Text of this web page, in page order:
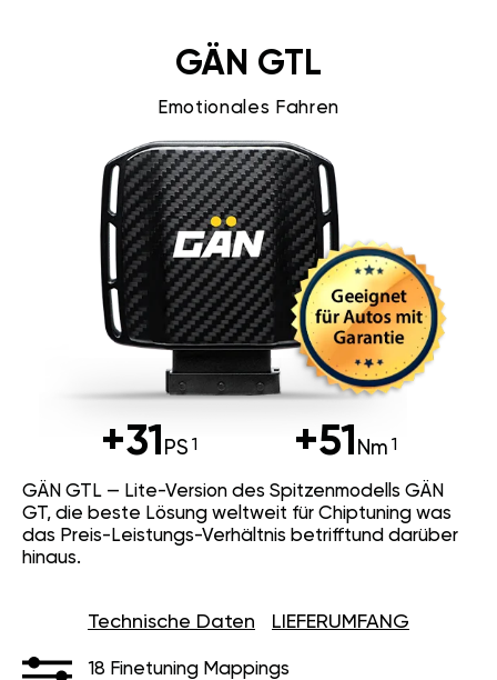
GÄN GTL
Emotionales Fahren
+31 PS +51 Nm
GÄN GTL — Lite-Version des Spitzenmodells GÄN
GT, die beste Lösung weltweit für Chiptuning was
das Preis-Leistungs-Verhältnis betrifftund darüber
hinaus.
Technische Daten LIEFERUMFANG
18 Finetuning Mappings